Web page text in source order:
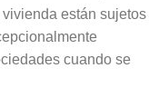
están sujetos
cuando se